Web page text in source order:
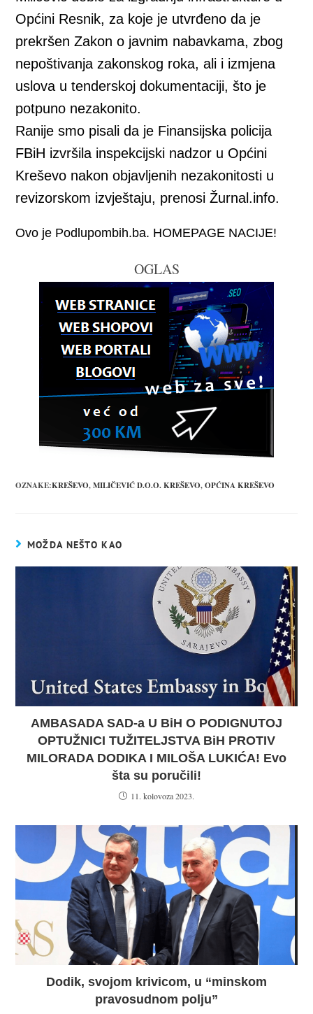
Općini Resnik, za koje je utvrđeno da je
prekršen Zakon o javnim nabavkama, zbog
nepoštivanja zakonskog roka, ali i izmjena
uslova u tenderskoj dokumentaciji, što je
potpuno nezakonito.
Ranije smo pisali da je Finansijska policija
FBiH izvršila inspekcijski nadzor u Općini
Kreševo nakon objavljenih nezakonitosti u
revizorskom izvještaju, prenosi Žurnal.info.
Ovo je Podlupombih.ba. HOMEPAGE NACIJE!
OGLAS
OZNAKE:KREŠEVO, MILIČEVIĆ D.O.O. KREŠEVO, OPĆINA KREŠEVO
MOŽDA NEŠTO KAO
AMBASADA SAD-a U BiH O PODIGNUTOJ
OPTUŽNICI TUŽITELJSTVA BiH PROTIV
MILORADA DODIKA I MILOŠA LUKIĆA! Evo
šta su poručili!
11. kolovoza 2023.
Dodik, svojom krivicom, u “minskom
pravosudnom polju”